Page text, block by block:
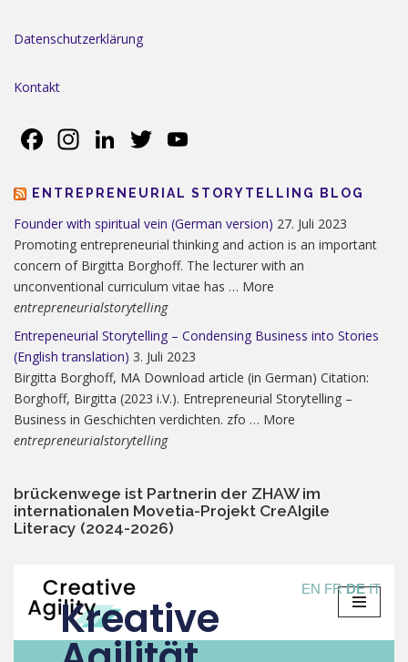
Datenschutzerklärung
Kontakt
Facebook
Instagram
LinkedIn
Twitter
ENTREPRENEURIAL STORYTELLING BLOG
Founder with spiritual vein (German version) 27. Juli 2023
Promoting entrepreneurial thinking and action is an important
concern of Birgitta Borghoff. The lecturer with an
unconventional curriculum vitae has … More
entrepreneurialstorytelling
Entrepeneurial Storytelling – Condensing Business into Stories
(English translation) 3. Juli 2023
Birgitta Borghoff, MA Download article (in German) Citation:
Borghoff, Birgitta (2023 i.V.). Entrepreneurial Storytelling –
Business in Geschichten verdichten. zfo … More
entrepreneurialstorytelling
brückenwege ist Partnerin der ZHAW im
internationalen Movetia-Projekt CreAIgile
Literacy (2024-2026)